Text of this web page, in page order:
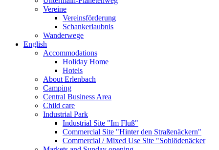
Vereine
Vereinsförderung
Schankerlaubnis
Wanderwege
English
Accommodations
Holiday Home
Hotels
About Erlenbach
Camping
Central Business Area
Child care
Industrial Park
Industrial Site "Im Fluß"
Commercial Site "Hinter den Straßenäckern"
Commercial / Mixed Use Site "Sohlödenäcker